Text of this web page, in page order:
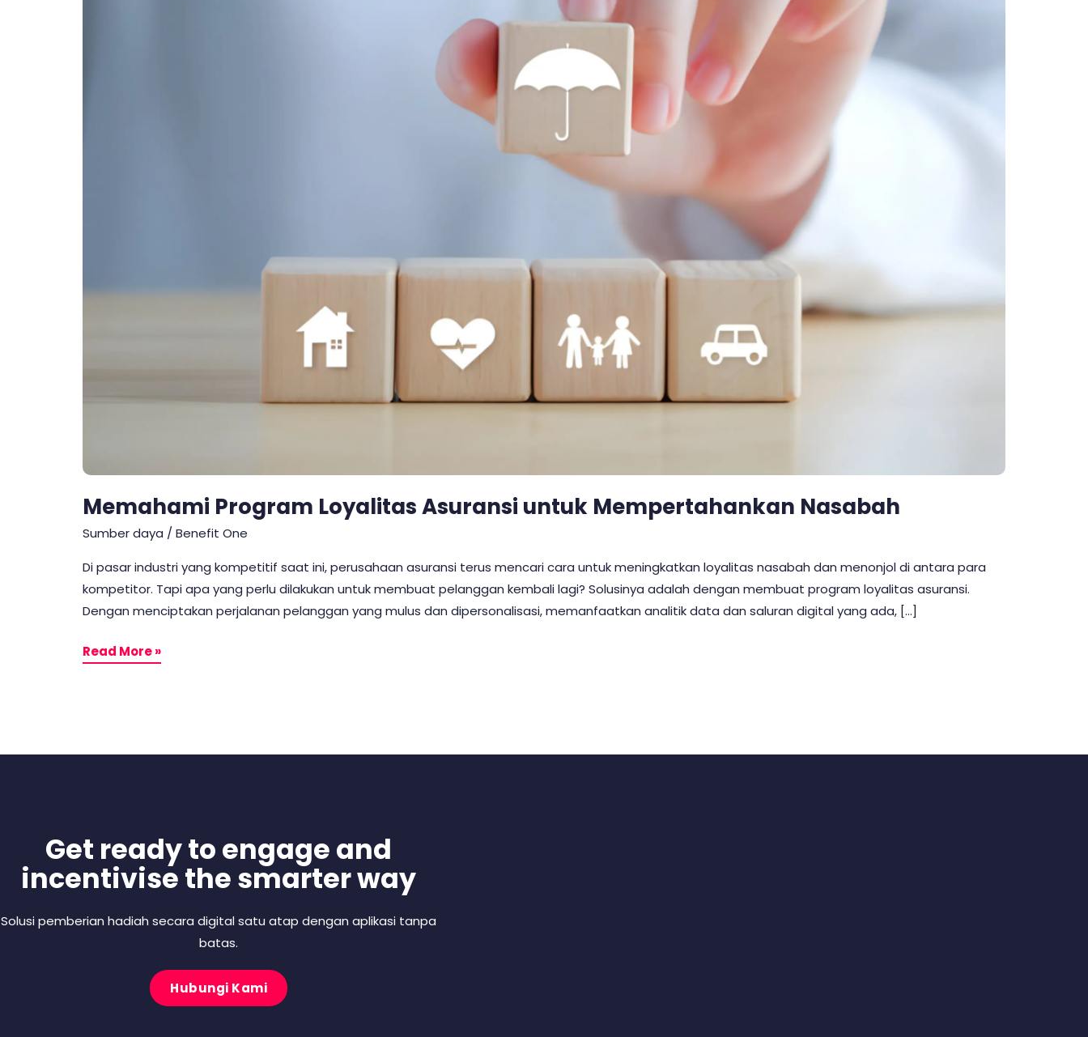
Memahami Program Loyalitas Asuransi untuk Mempertahankan Nasabah
Sumber daya / Benefit One
Di pasar industri yang kompetitif saat ini, perusahaan asuransi terus mencari cara untuk meningkatkan loyalitas nasabah dan menonjol di antara para
kompetitor. Tapi apa yang perlu dilakukan untuk membuat pelanggan kembali lagi? Solusinya adalah dengan membuat program loyalitas asuransi.
Dengan menciptakan perjalanan pelanggan yang mulus dan dipersonalisasi, memanfaatkan analitik data dan saluran digital yang ada, […]
Read More »
Get ready to engage and
incentivise the smarter way
Solusi pemberian hadiah secara digital satu atap dengan aplikasi tanpa
batas.
Hubungi Kami